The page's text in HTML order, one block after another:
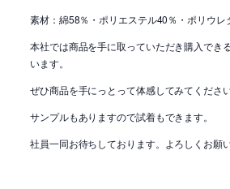
素材：綿58％・ポリエステル40％・ポリウレ
本社では商品を手に取っていただき購入でき
います。
ぜひ商品を手にっとって体感してみてください
サンプルもありますので試着もできます。
社員一同お待ちしております。よろしくお願い